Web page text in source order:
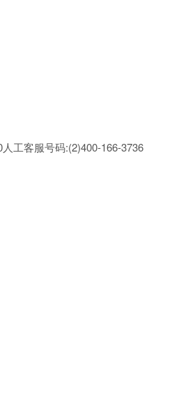
工客服号码:(2)400-166-3736